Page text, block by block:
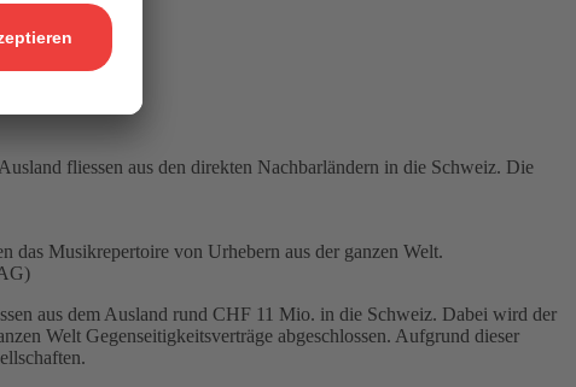
fliessen aus den direkten Nachbarländern in die Schweiz. Die
das Musikrepertoire von Urhebern aus der ganzen Welt.
aus dem Ausland rund CHF 11 Mio. in die Schweiz. Dabei wird der
Welt Gegenseitigkeitsverträge abgeschlossen. Aufgrund dieser